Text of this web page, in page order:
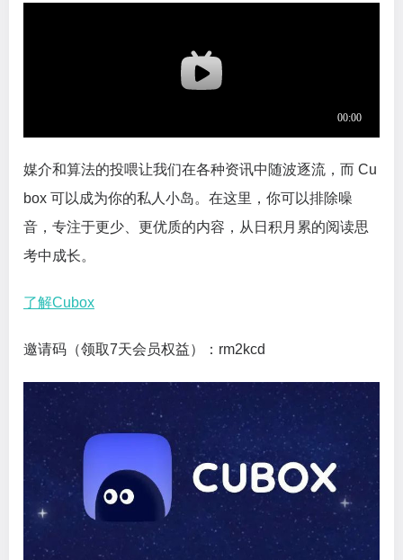
媒介和算法的投喂让我们在各种资讯中随波逐流，而 Cu
box 可以成为你的私人小岛。在这里，你可以排除噪
音，专注于更少、更优质的内容，从日积月累的阅读思
考中成长。
了解Cubox
邀请码（领取7天会员权益）：rm2kcd